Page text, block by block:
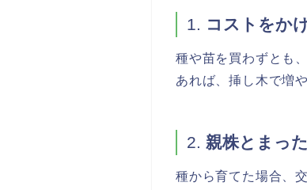
1. コストをか
種や苗を買わずとも
あれば、挿し木で増
2. 親株とまっ
種から育てた場合、